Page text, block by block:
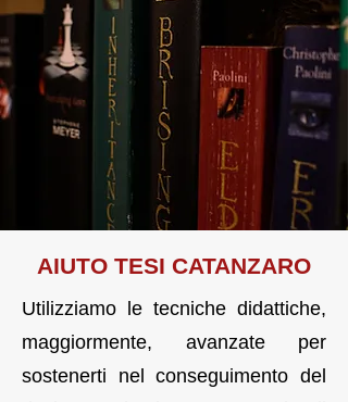
AIUTO TESI CATANZARO
Utilizziamo le tecniche didattiche,
maggiormente, avanzate per
sostenerti nel conseguimento del